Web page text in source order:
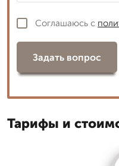
Соглашаюсь с
Задать вопрос
Тарифы и